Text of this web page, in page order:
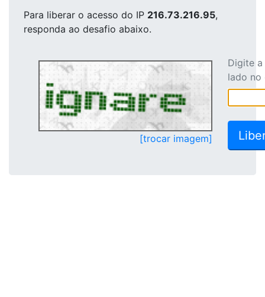
Para liberar o acesso do IP 216.73.216.95,
responda ao desafio abaixo.
[trocar imagem]
Digite
lado no